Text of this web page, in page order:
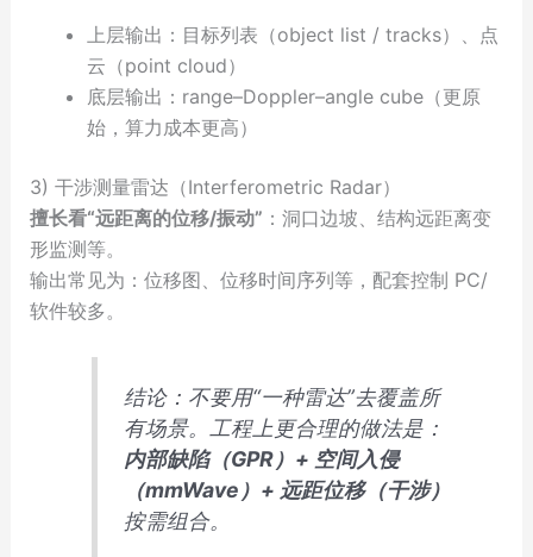
上层输出：目标列表（object list / tracks）、点
云（point cloud）
底层输出：range–Doppler–angle cube（更原
始，算力成本更高）
3) 干涉测量雷达（Interferometric Radar）
擅长看“远距离的位移/振动” ：洞口边坡、结构远距离变
形监测等。
输出常见为：位移图、位移时间序列等，配套控制 PC/
软件较多。
结论：不要用“一种雷达”去覆盖所
有场景。工程上更合理的做法是：
内部缺陷（GPR）+ 空间入侵
（mmWave）+ 远距位移（干涉）
按需组合。